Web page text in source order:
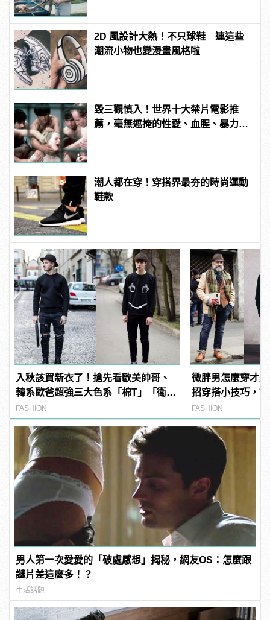
2D 風設計大熱！不只球鞋 連這些
潮流小物也變漫畫風格啦
毀三觀慎入！世界十大禁片電影推
薦，毫無遮掩的性愛、血腥、暴力、
潮人都在穿！穿搭界最夯的時尚運動
鞋款
入秋該買新衣了！搶先看歐美帥哥、
韓系歐爸超強三大色系「棉T」「衛
衣」穿搭
FASHION
微胖男怎麼穿才
招穿搭小技巧，
型男魅力！
FASHION
男人第一次愛愛的「破處感想」揭秘，網友OS：怎麼跟
謎片差這麼多！？
生活話題